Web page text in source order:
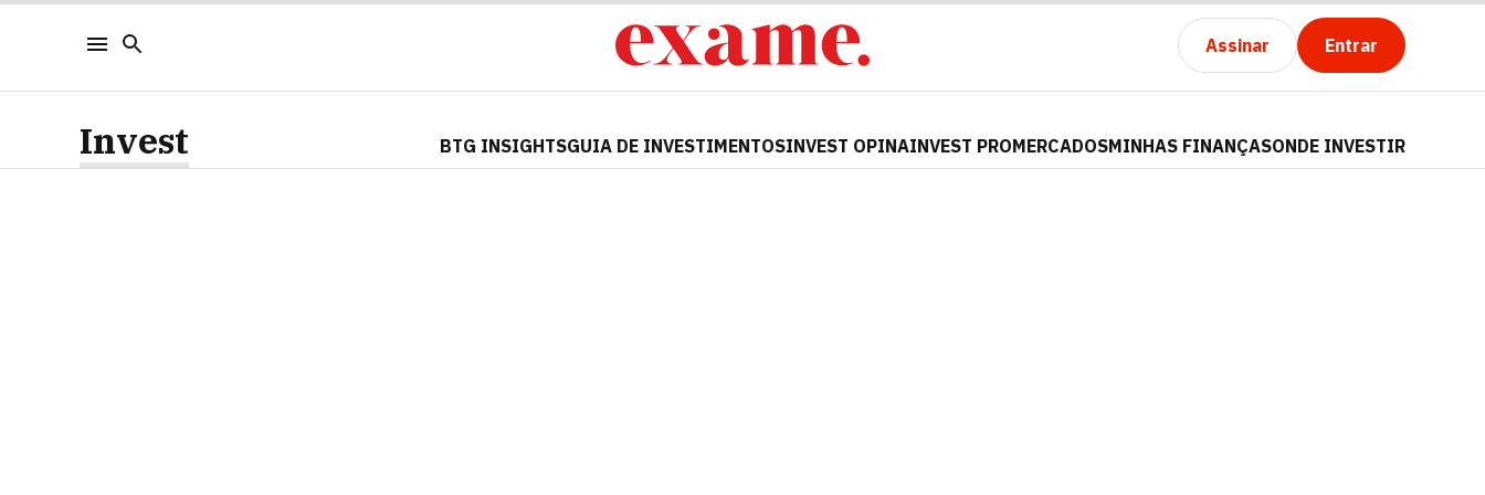
Assinar Entrar
Invest BTG INSIGHTSGUIA DE INVESTIMENTOSINVEST OPINAINVEST PROMERCADOSMINHAS FINANÇASONDE INVESTIR